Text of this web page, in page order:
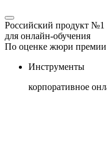
Российский продукт №1
для онлайн-обучения
По оценке жюри премии
Инструменты
корпоративное